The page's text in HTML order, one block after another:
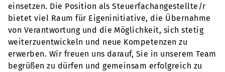
einsetzen. Die Position als Steuerfachangestellte/r
bietet viel Raum für Eigeninitiative, die Übernahme
von Verantwortung und die Möglichkeit, sich stetig
weiterzuentwickeln und neue Kompetenzen zu
erwerben. Wir freuen uns darauf, Sie in unserem Team
begrüßen zu dürfen und gemeinsam erfolgreich zu